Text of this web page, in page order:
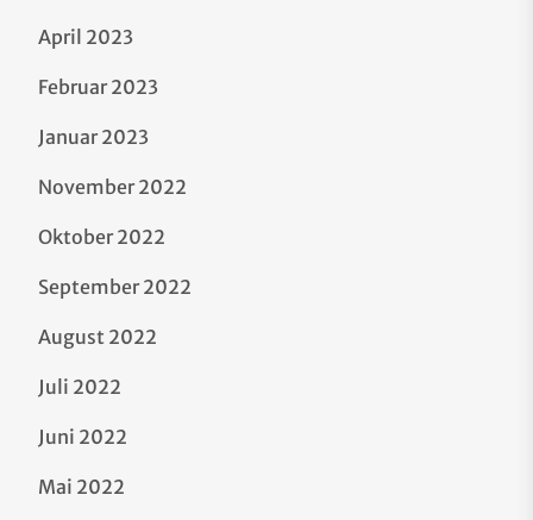
April 2023
Februar 2023
Januar 2023
November 2022
Oktober 2022
September 2022
August 2022
Juli 2022
Juni 2022
Mai 2022